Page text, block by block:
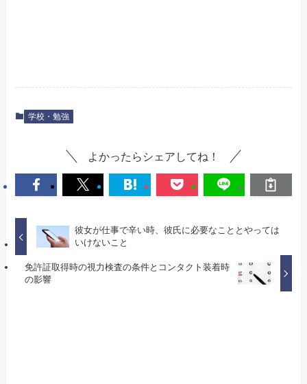
学校・勉強
よかったらシェアしてね！
彼女が仕事で辛い時、彼氏に必要なこととやっては
いけないこと
免許証取得時の視力検査の条件とコンタクト装着時
の影響